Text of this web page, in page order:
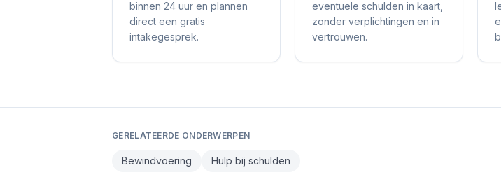
binnen 24 uur en plannen
direct een gratis
intakegesprek.
eventuele schulden in kaart,
zonder verplichtingen en in
vertrouwen.
GERELATEERDE ONDERWERPEN
Bewindvoering Hulp bij schulden